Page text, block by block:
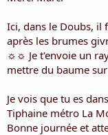
Ici, dans le Doubs, il
après les brumes
☼☼ Je t'envoie un
mettre du baume
Je vois que tu es
Tiphaine métro La
Bonne journée et